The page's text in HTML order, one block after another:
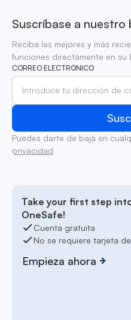
Suscríbase a nuestro
Reciba las mejores y más
funciones directamente en su
CORREO ELECTRÓNICO
Puedes darte de baja en
privacidad
Take your first step
OneSafe!
Cuenta gratuita
No se requiere tarjeta
Empieza ahora